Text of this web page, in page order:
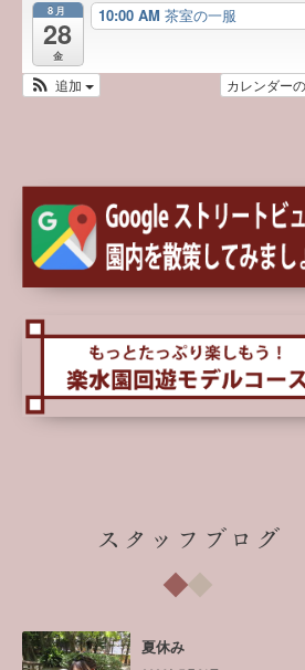
8月
28
金
10:00 AM 茶室の一服
カレンダー
追加
スタッフブログ
夏休み